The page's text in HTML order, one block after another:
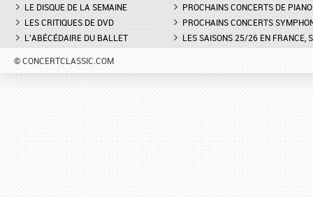
LE DISQUE DE LA SEMAINE
LES CRITIQUES DE DVD
L'ABÉCÉDAIRE DU BALLET
PROCHAINS CONCERTS DE PIANO
PROCHAINS CONCERTS
LES SAISONS 25/26 EN FRANCE,
© CONCERTCLASSIC.COM